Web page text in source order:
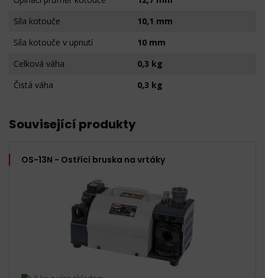
Síla kotouče
10,1 mm
Síla kotouče v upnutí
10 mm
Celková váha
0,3 kg
Čistá váha
0,3 kg
Související produkty
OS-13N - Ostřící bruska na vrtáky